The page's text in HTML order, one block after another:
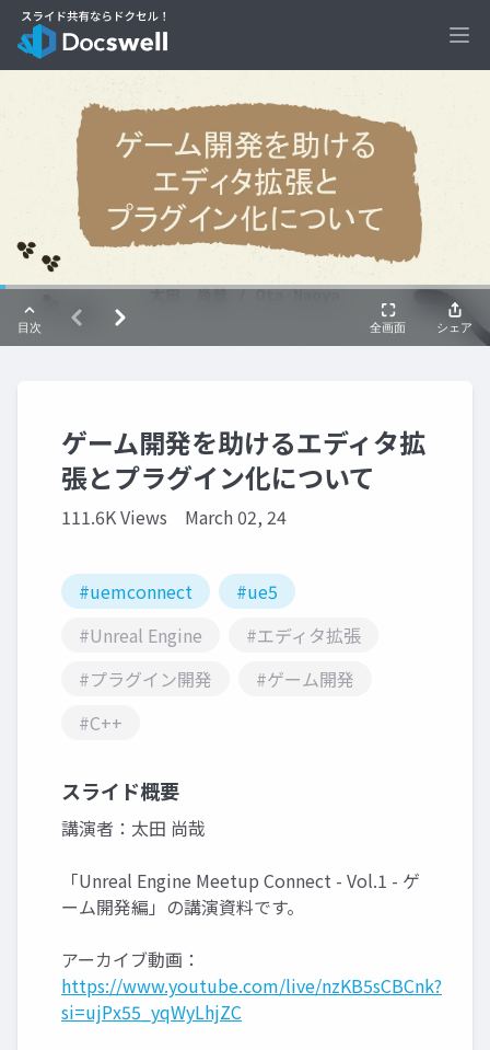
ゲーム開発を助けるエディタ拡
張とプラグイン化について
111.6K Views March 02, 24
#uemconnect
#ue5
#Unreal Engine
#エディタ拡張
#プラグイン開発
#ゲーム開発
#C++
スライド概要
講演者：太田 尚哉
「Unreal Engine Meetup Connect - Vol.1 - ゲ
ーム開発編」の講演資料です。
アーカイブ動画：
https://www.youtube.com/live/nzKB5sCBCnk?
si=ujPx55_yqWyLhjZC